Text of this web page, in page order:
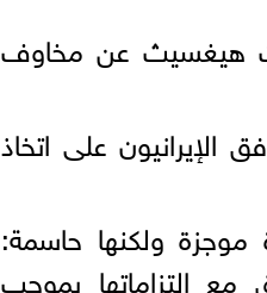
هيغسيث عن مخاوف
الإيرانيون على اتخاذ
موجزة ولكنها حاسمة:
مع التزاماتها بموجب